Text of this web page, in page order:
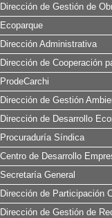
Dirección de Gestión de
Ecoparque
Dirección Administrativa
Dirección de Cooperación
ProdeCarchi
Dirección de Gestión
Dirección de Desarrollo
Procuraduría Síndica
Centro de Desarrollo
Secretaría General
Dirección de Participación
Dirección de Gestión de